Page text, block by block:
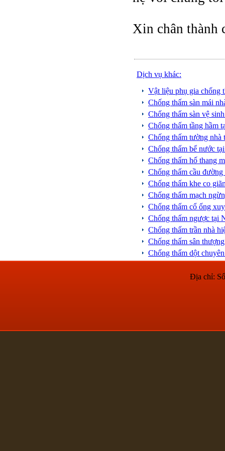
Xin chân thành
Dịch vụ khác:
Vật liệu phụ gia chống
Chống thấm sàn mái
Chống thấm sàn vệ
Chống thấm tầng hầm
Chống thấm tường
Chống thấm bể nước
Chống thấm hố thang
Chống thấm cầu
Chống thấm khe co
Chống thấm mạch
Chống thấm cổ ống
Chống thấm ngược tại
Chống thấm trần nhà
Chống thấm sân
Chống thấm dột
Địa chỉ: